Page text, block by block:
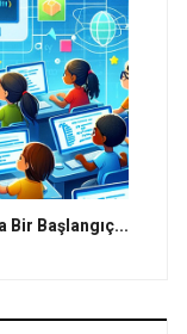
Başlangıç...